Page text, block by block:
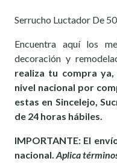
Serrucho Luctador De
Encuentra aquí los
decoración y
realiza tu compra
nivel nacional por
estas en Sincelejo,
de 24 horas hábiles.
IMPORTANTE: El
nacional. Aplica